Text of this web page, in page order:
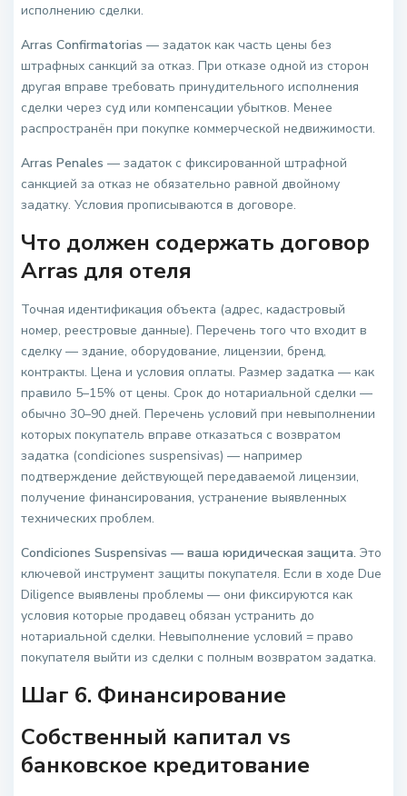
исполнению сделки.
Arras Confirmatorias — задаток как часть цены без
штрафных санкций за отказ. При отказе одной из сторон
другая вправе требовать принудительного исполнения
сделки через суд или компенсации убытков. Менее
распространён при покупке коммерческой недвижимости.
Arras Penales — задаток с фиксированной штрафной
санкцией за отказ не обязательно равной двойному
задатку. Условия прописываются в договоре.
Что должен содержать договор
Arras для отеля
Точная идентификация объекта (адрес, кадастровый
номер, реестровые данные). Перечень того что входит в
сделку — здание, оборудование, лицензии, бренд,
контракты. Цена и условия оплаты. Размер задатка — как
правило 5–15% от цены. Срок до нотариальной сделки —
обычно 30–90 дней. Перечень условий при невыполнении
которых покупатель вправе отказаться с возвратом
задатка (condiciones suspensivas) — например
подтверждение действующей передаваемой лицензии,
получение финансирования, устранение выявленных
технических проблем.
Condiciones Suspensivas — ваша юридическая защита. Это
ключевой инструмент защиты покупателя. Если в ходе Due
Diligence выявлены проблемы — они фиксируются как
условия которые продавец обязан устранить до
нотариальной сделки. Невыполнение условий = право
покупателя выйти из сделки с полным возвратом задатка.
Шаг 6. Финансирование
Собственный капитал vs
банковское кредитование